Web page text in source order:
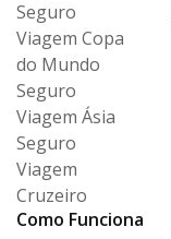
Seguro
Viagem Copa
do Mundo
Seguro
Viagem Ásia
Seguro
Viagem
Cruzeiro
Como Funciona